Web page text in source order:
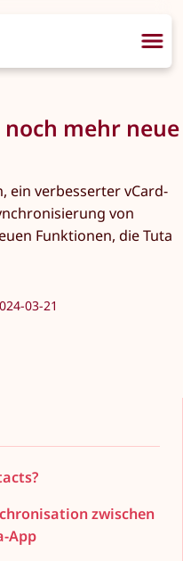
mehr neue
ein verbesserter vCard-
von
Funktionen, die Tuta
03-21
zwischen
App